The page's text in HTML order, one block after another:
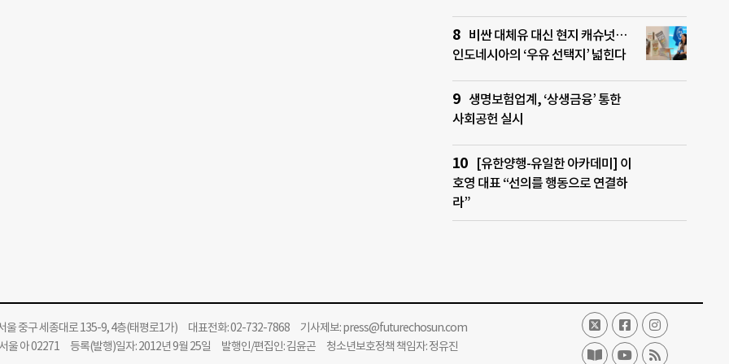
비싼 대체유 대신 현지 캐슈넛…
인도네시아의 ‘우유 선택지’ 넓힌다
생명보험업계, ‘상생금융’ 통한
사회공헌 실시
[유한양행-유일한 아카데미] 이
호영 대표 “선의를 행동으로 연결하
라”
중구 세종대로 135-9, 4층(태평로1가) 대표전화: 02-732-7868 기사제보:press@futurechosun.com
울 아 02271 등록(발행)일자: 2012년 9월 25일 발행인/편집인: 김윤곤 청소년보호정책 책임자: 정유진